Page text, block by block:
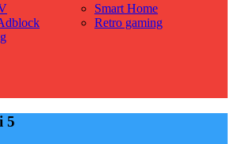
Smart Home
Retro gaming
5